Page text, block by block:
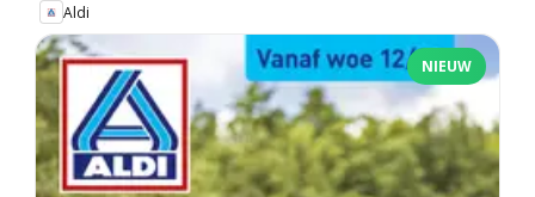
Aldi
NIEUW